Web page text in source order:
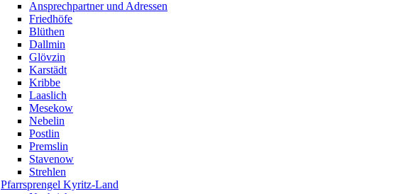
Ansprechpartner und Adressen
Friedhöfe
Blüthen
Dallmin
Glövzin
Karstädt
Kribbe
Laaslich
Mesekow
Nebelin
Postlin
Premslin
Stavenow
Strehlen
Pfarrsprengel Kyritz-Land